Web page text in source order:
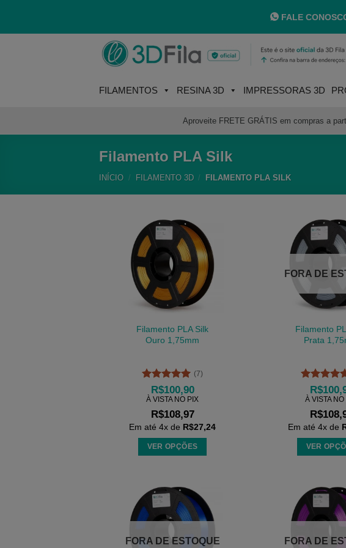
FALE
FILAMENTOS RESINA 3D IMPRESSORAS 3D
Aproveite FRETE GRÁTIS em compras a
Filamento PLA Silk
INÍCIO / FILAMENTO 3D / FILAMENTO PLA SILK
Filamento PLA Silk
Ouro 1,75mm
Avaliação5
de 5
(7)
R$100,90
À VISTA NO PIX
R$108,97
Em até 4x de R$27,24
VER OPÇÕES
tem
várias
variantes.
FORA DE
Filamento
Prata
Avaliação
de 5
R$
À VISTA NO
R$
Em até 4x de
VER
tem
FORA DE ESTOQUE FORA DE